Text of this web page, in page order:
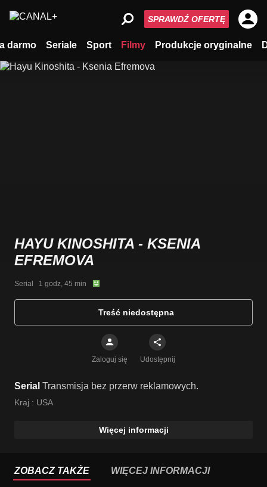
darmo Seriale Sport Filmy Produkcje oryginalne
SPRAWDŹ OFERTĘ
HAYU KINOSHITA - KSENIA
EFREMOVA
Serial   1 godz, 45 min
Treść niedostępna
Zaloguj się Udostępnij
Serial Transmisja bez przerw reklamowych.
Kraj : USA
Więcej informacji
ZOBACZ TAKŻE WIĘCEJ INFORMACJI